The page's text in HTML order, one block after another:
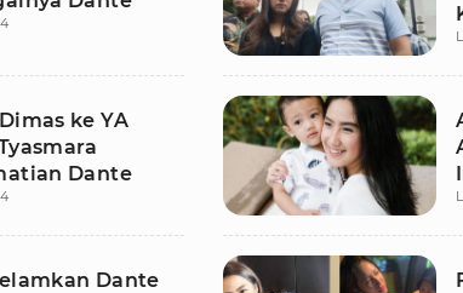
ke YA
Dante
Dante